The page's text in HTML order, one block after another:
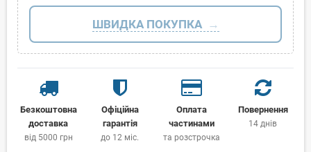
ШВИДКА ПОКУПКА
Безкоштовна
доставка
від 5000 грн
Офіційна
гарантія
до 12 міс.
Оплата
частинами
та розстрочка
Повернення
14 днів